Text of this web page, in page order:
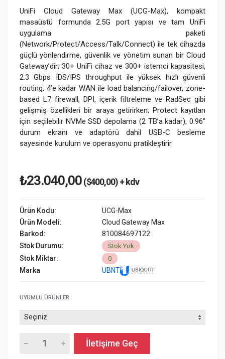
UniFi Cloud Gateway Max (UCG-Max), kompakt
masaüstü formunda 2.5G port yapısı ve tam UniFi
uygulama paketi
(Network/Protect/Access/Talk/Connect) ile tek cihazda
güçlü yönlendirme, güvenlik ve yönetim sunan bir Cloud
Gateway’dir; 30+ UniFi cihaz ve 300+ istemci kapasitesi,
2.3 Gbps IDS/IPS throughput ile yüksek hızlı güvenli
routing, 4’e kadar WAN ile load balancing/failover, zone-
based L7 firewall, DPI, içerik filtreleme ve RadSec gibi
gelişmiş özellikleri bir araya getirirken; Protect kayıtları
için seçilebilir NVMe SSD depolama (2 TB’a kadar), 0.96”
durum ekranı ve adaptörü dahil USB-C besleme
sayesinde kurulum ve operasyonu pratikleştirir
₺23.040,00($400,00) + kdv
Ürün Kodu:
UCG-Max
Ürün Modeli:
Cloud Gateway Max
Barkod:
810084697122
Stok Durumu:
Stok Yok
Stok Miktar: 0
Marka UBNT
UYUMLU ÜRÜNLER
İletişime Geç